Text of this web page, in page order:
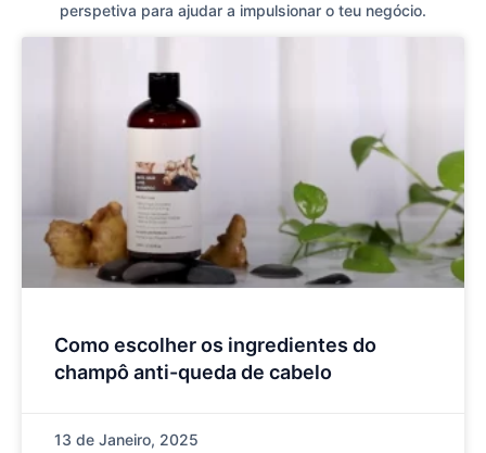
perspetiva para ajudar a impulsionar o teu negócio.
Como escolher os ingredientes do
champô anti-queda de cabelo
13 de Janeiro, 2025